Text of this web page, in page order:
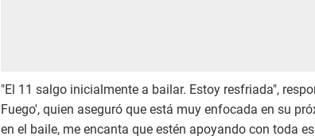
"El 11 salgo inicialmente a bailar. Estoy resfriada",
Fuego', quien aseguró que está muy enfocada en su
en el baile, me encanta que estén apoyando con toda